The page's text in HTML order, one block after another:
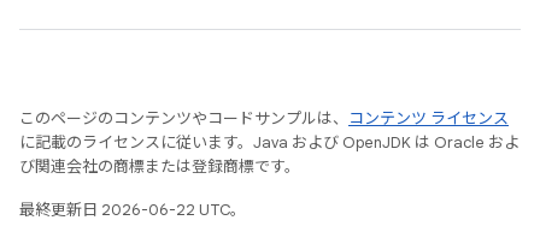
このページのコンテンツやコードサンプルは、
コンテンツ ライセンス
に記載のライセンスに従います。Java および OpenJDK は Oracle およ
び関連会社の商標または登録商標です。
最終更新日 2026-06-22 UTC。